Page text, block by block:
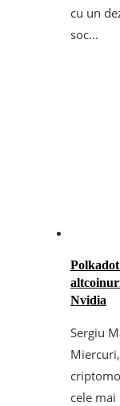
cu un
soc...
Nvidia
Sergiu
cele